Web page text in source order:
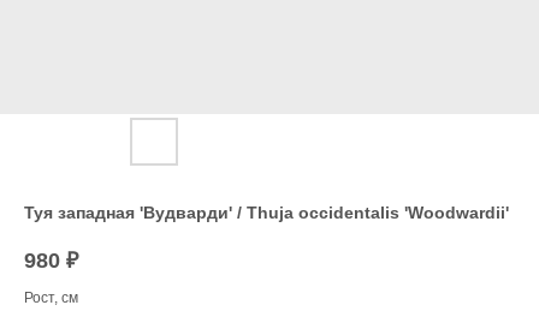
Туя западная 'Вудварди' / Thuja occidentalis 'Woodwardii'
980 ₽
Рост, см